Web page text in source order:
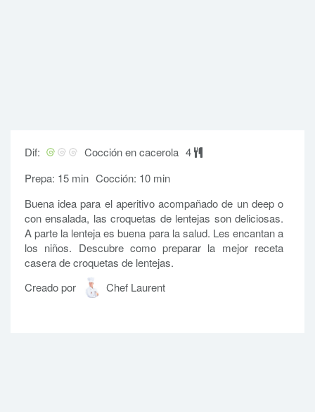
Dif: Cocción en cacerola 4
Prepa: 15 min Cocción: 10 min
Buena idea para el aperitivo acompañado de un deep o
con ensalada, las croquetas de lentejas son deliciosas.
A parte la lenteja es buena para la salud. Les encantan a
los niños. Descubre como preparar la mejor receta
casera de croquetas de lentejas.
Creado por
Chef Laurent